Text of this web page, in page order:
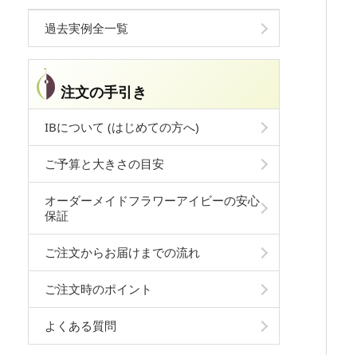
過去実例全一覧
注文の手引き
IBについて (はじめての方へ)
ご予算と大きさの目安
オーダーメイドフラワーアイビーの安心
保証
ご注文からお届けまでの流れ
ご注文時のポイント
よくある質問